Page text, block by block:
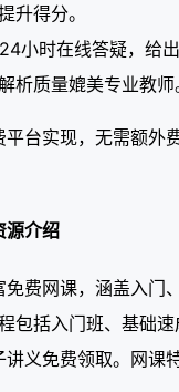
升得分。
小时在线答疑，给
析质量媲美专业教师
台实现，无需额外
源介绍
费网课，涵盖入门
包括入门班、基础
义免费领取。网课特